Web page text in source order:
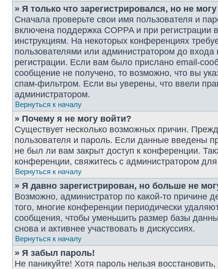
» Я только что зарегистрировался, но не
Сначала проверьте свои имя пользователя и
включена поддержка COPPA и при
инструкциям. На некоторых конференциях
пользователями или администратором до
регистрации. Если вам было прислано email-
сообщение не получено, то возможно, что вы
спам-фильтром. Если вы уверены, что ввели
администратором.
Вернуться к началу
» Почему я не могу войти?
Существует несколько возможных причин.
пользователя и пароль. Если данные введены
не был ли вам закрыт доступ к конференции.
конференции, свяжитесь с администратором
Вернуться к началу
» Я давно зарегистрирован, но больше не
Возможно, администратор по какой-то причине
того, многие конференции периодически
сообщения, чтобы уменьшить размер базы
снова и активнее участвовать в дискуссиях.
Вернуться к началу
» Я забыл пароль!
Не паникуйте! Хотя пароль нельзя